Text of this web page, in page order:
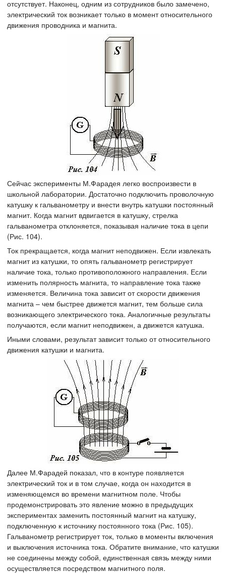
отсутствует. Наконец, одним из сотрудников было замечено,
электрический ток возникает только в момент относительного
движения проводника и магнита.
Сейчас эксперименты М.Фарадея легко воспроизвести в
школьной лаборатории. Достаточно подключить проволочную
катушку к гальванометру и внести внутрь катушки постоянный
магнит. Когда магнит вдвигается в катушку, стрелка
гальванометра отклоняется, показывая наличие тока в цепи
(Рис. 104).
Ток прекращается, когда магнит неподвижен. Если извлекать
магнит из катушки, то опять гальванометр регистрирует
наличие тока, только противоположного направления. Если
изменить полярность магнита, то направление тока также
изменяется. Величина тока зависит от скорости движения
магнита – чем быстрее движется магнит, тем больше сила
возникающего электрического тока. Аналогичные результаты
получаются, если магнит неподвижен, а движется катушка.
Иными словами, результат зависит только от относительного
движения катушки и магнита.
Далее М.Фарадей показал, что в контуре появляется
электрический ток и в том случае, когда он находится в
изменяющемся во времени магнитном поле. Чтобы
продемонстрировать это явление можно в предыдущих
экспериментах заменить постоянный магнит на катушку,
подключенную к источнику постоянного тока (Рис. 105).
Гальванометр регистрирует ток, только в моменты включения
и выключения источника тока. Обратите внимание, что катушки
не соединены между собой, единственная связь между ними
осуществляется посредством магнитного поля.